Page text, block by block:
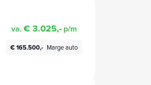
va. € 3.025,- p/m
€ 165.500,- Marge auto